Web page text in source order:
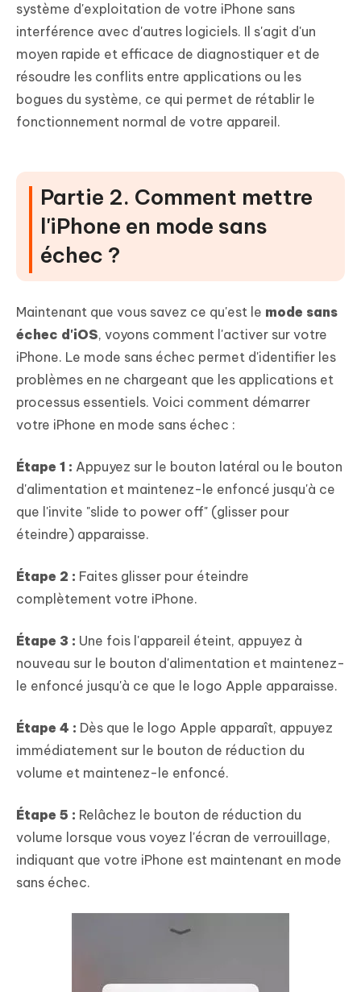
système d'exploitation de votre iPhone sans
interférence avec d'autres logiciels. Il s'agit d'un
moyen rapide et efficace de diagnostiquer et de
résoudre les conflits entre applications ou les
bogues du système, ce qui permet de rétablir le
fonctionnement normal de votre appareil.
Partie 2. Comment mettre
l'iPhone en mode sans
échec ?
Maintenant que vous savez ce qu'est le mode sans
échec d'iOS, voyons comment l'activer sur votre
iPhone. Le mode sans échec permet d'identifier les
problèmes en ne chargeant que les applications et
processus essentiels. Voici comment démarrer
votre iPhone en mode sans échec :
Étape 1 : Appuyez sur le bouton latéral ou le bouton
d'alimentation et maintenez-le enfoncé jusqu'à ce
que l'invite "slide to power off" (glisser pour
éteindre) apparaisse.
Étape 2 : Faites glisser pour éteindre
complètement votre iPhone.
Étape 3 : Une fois l'appareil éteint, appuyez à
nouveau sur le bouton d'alimentation et maintenez-
le enfoncé jusqu'à ce que le logo Apple apparaisse.
Étape 4 : Dès que le logo Apple apparaît, appuyez
immédiatement sur le bouton de réduction du
volume et maintenez-le enfoncé.
Étape 5 : Relâchez le bouton de réduction du
volume lorsque vous voyez l'écran de verrouillage,
indiquant que votre iPhone est maintenant en mode
sans échec.